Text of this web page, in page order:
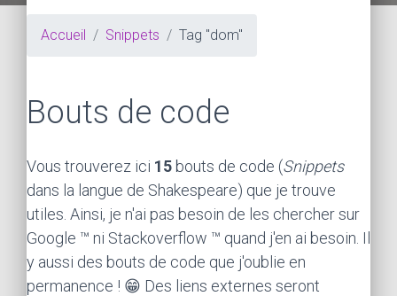
Accueil Snippets Tag "dom"
Bouts de code
Vous trouverez ici 15 bouts de code (Snippets
dans la langue de Shakespeare) que je trouve
utiles. Ainsi, je n'ai pas besoin de les chercher sur
Google ™ ni Stackoverflow ™ quand j'en ai besoin. Il
y aussi des bouts de code que j'oublie en
permanence ! 😁 Des liens externes seront